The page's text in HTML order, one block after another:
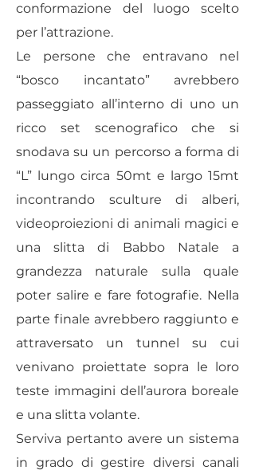
conformazione del luogo scelto
per l’attrazione.
Le persone che entravano nel
“bosco incantato” avrebbero
passeggiato all’interno di uno un
ricco set scenografico che si
snodava su un percorso a forma di
“L” lungo circa 50mt e largo 15mt
incontrando sculture di alberi,
videoproiezioni di animali magici e
una slitta di Babbo Natale a
grandezza naturale sulla quale
poter salire e fare fotografie. Nella
parte finale avrebbero raggiunto e
attraversato un tunnel su cui
venivano proiettate sopra le loro
teste immagini dell’aurora boreale
e una slitta volante.
Serviva pertanto avere un sistema
in grado di gestire diversi canali